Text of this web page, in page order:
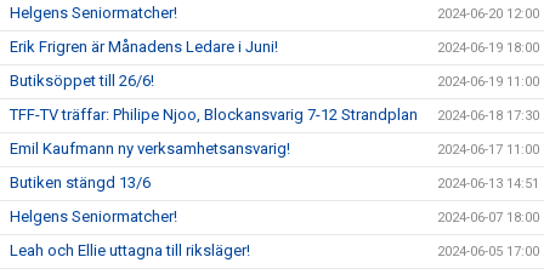
Helgens Seniormatcher! 2024-06-20 12:00
Erik Frigren är Månadens Ledare i Juni! 2024-06-19 18:00
Butiksöppet till 26/6! 2024-06-19 11:00
TFF-TV träffar: Philipe Njoo, Blockansvarig 7-12 Strandplan 2024-06-18 17:30
Emil Kaufmann ny verksamhetsansvarig! 2024-06-17 11:00
Butiken stängd 13/6 2024-06-13 14:51
Helgens Seniormatcher! 2024-06-07 18:00
Leah och Ellie uttagna till riksläger! 2024-06-05 17:00